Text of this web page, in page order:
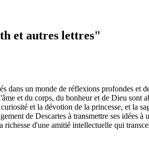
et autres lettres"
dans un monde de réflexions profondes et
et du corps, du bonheur et de Dieu sont
et la dévotion de la princesse, et la
de Descartes à transmettre ses idées à
d'une amitié intellectuelle qui